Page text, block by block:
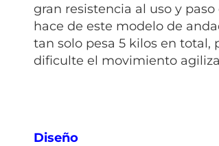
gran resistencia al uso y
hace de este modelo de
tan solo pesa 5 kilos en total,
dificulte el movimiento
Diseño